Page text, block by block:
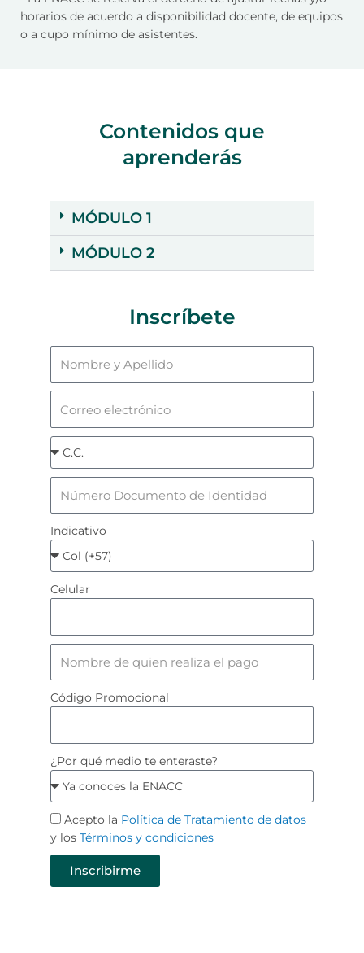
horarios de acuerdo a disponibilidad docente, de equipos
o a cupo mínimo de asistentes.
Contenidos que
aprenderás
MÓDULO 1
MÓDULO 2
Inscríbete
Indicativo
Celular
Código Promocional
¿Por qué medio te enteraste?
Acepto la Política de Tratamiento de datos
y los Términos y condiciones
Inscribirme